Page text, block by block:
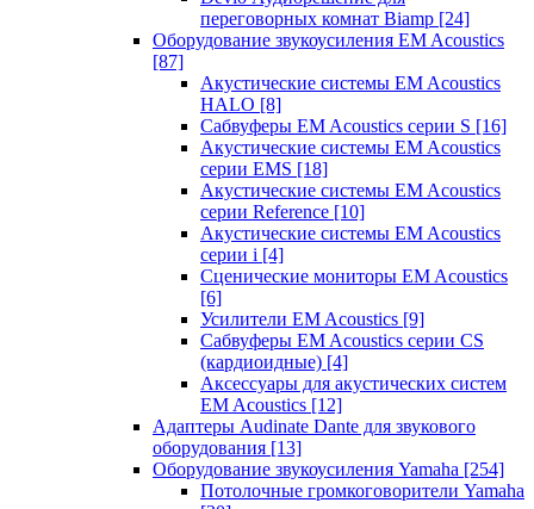
переговорных комнат Biamp [24]
Оборудование звукоусиления EM Acoustics
[87]
Акустические системы EM Acoustics
HALO [8]
Сабвуферы EM Acoustics серии S [16]
Акустические системы EM Acoustics
серии EMS [18]
Акустические системы EM Acoustics
серии Reference [10]
Акустические системы EM Acoustics
серии i [4]
Сценические мониторы EM Acoustics
[6]
Усилители EM Acoustics [9]
Сабвуферы EM Acoustics серии CS
(кардиоидные) [4]
Аксессуары для акустических систем
EM Acoustics [12]
Адаптеры Audinate Dante для звукового
оборудования [13]
Оборудование звукоусиления Yamaha [254]
Потолочные громкоговорители Yamaha